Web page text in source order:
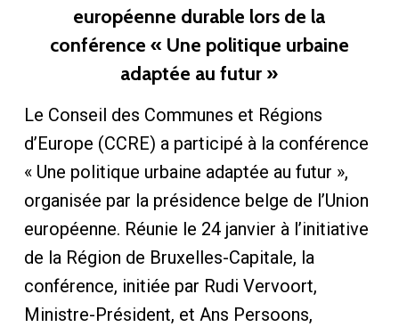
européenne durable lors de la
conférence « Une politique urbaine
adaptée au futur »
Le Conseil des Communes et Régions
d’Europe (CCRE) a participé à la conférence
« Une politique urbaine adaptée au futur »,
organisée par la présidence belge de l’Union
européenne. Réunie le 24 janvier à l’initiative
de la Région de Bruxelles-Capitale, la
conférence, initiée par Rudi Vervoort,
Ministre-Président, et Ans Persoons,